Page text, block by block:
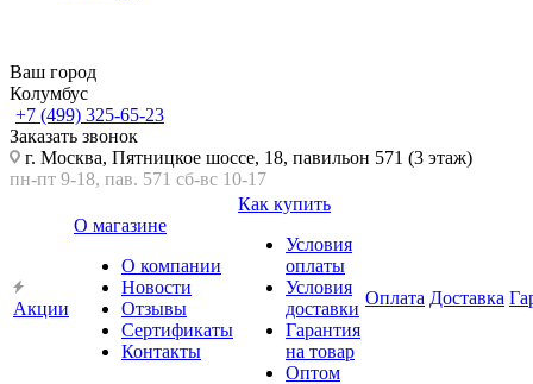
Ваш город
Колумбус
+7 (499) 325-65-23
Заказать звонок
г. Москва, Пятницкое шоссе, 18, павильон 571 (3 этаж)
пн-пт 9-18, пав. 571 сб-вс 10-17
Акции
О магазине
О компании
Новости
Отзывы
Сертификаты
Контакты
Как купить
Условия
оплаты
Условия
доставки
Гарантия
на товар
Оптом
Оплата Доставка